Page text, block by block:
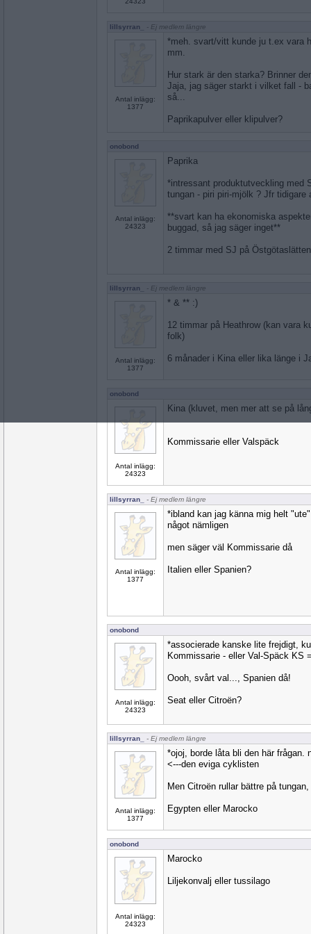
lillsyrran_ - Ej medlem längre
Antal inlägg:
1377
*meh. svart/vitt kunde ju t.ex vara
mm.
Hur stark är den starka? Brinner
Jaja, jag säger starkt i vilket fall -
så...
Paprikapulver eller klipulver?
onobond
Antal inlägg:
24323
Paprika
*intressant produktutveckling med
tungan - piri piri-mjölk ? Jfr tidigare
**svart kan ha ekonomiska
buggad, så jag säger inget**
2 timmar med SJ på
lillsyrran_ - Ej medlem längre
Antal inlägg:
1377
* & ** :)
12 timmar på Heathrow (kan vara
folk)
6 månader i Kina eller lika länge i
onobond
Antal inlägg:
24323
Kina (kluvet, men mer att se på
Kommissarie eller Valspäck
lillsyrran_ - Ej medlem längre
Antal inlägg:
1377
*ibland kan jag känna mig helt
något nämligen
men säger väl Kommissarie då
Italien eller Spanien?
onobond
Antal inlägg:
24323
*associerade kanske lite frejdigt,
Kommissarie - eller Val-Späck KS
Oooh, svårt val..., Spanien då!
Seat eller Citroën?
lillsyrran_ - Ej medlem längre
Antal inlägg:
1377
*ojoj, borde låta bli den här frågan.
<---den eviga cyklisten
Men Citroën rullar bättre på
Egypten eller Marocko
onobond
Antal inlägg:
24323
Marocko
Liljekonvalj eller tussilago